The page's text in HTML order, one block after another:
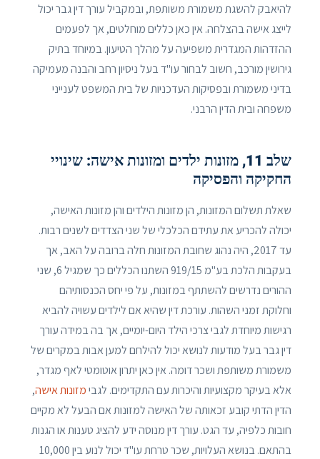
להיאבק להשגת משמורת משותפת, ובמקביל עורך דין גבר יכול
לייצג אישה בהצלחה. אין כאן כללים מוחלטים, אך לפעמים
ההזדהות המגדרית משפיעה על מהלך הטיעון. במיוחד בתיק
גירושין מורכב, חשוב לבחור עו"ד בעל ניסיון רחב והבנה מעמיקה
בדיני משמורת ובפסיקות העדכניות של בית המשפט לענייני
משפחה ובית הדין הרבני.
שלב 11, מזונות ילדים ומזונות אישה: שינויי
החקיקה והפסיקה
שאלת תשלום המזונות, הן מזונות הילדים והן מזונות האישה,
יכולה להכריע את עתידם הכלכלי של שני הצדדים לשנים רבות.
עד 2017, היה נהוג שחובת המזונות חלה ברובה על האב, אך
בעקבות הלכת בע"מ 919/15 השתנו הכללים כך שמגיל 6, שני
ההורים נדרשים להשתתף במזונות, על פי יחס הכנסותיהם
וחלוקת זמני השהות. עורכת דין שהיא אם לילדים עשויה להביא
רגישות מיוחדת לגבי צרכי הילד היום-יומיים, אך בה במידה עורך
דין גבר בעל מודעות לנושא יכול להילחם למען אבות במקרים של
משמורת משותפת ושכר דומה. אין כאן יתרון אוטומטי לאף מגדר,
אלא בעיקר מקצועיות והיכרות עם התקדימים. לגבימזונות אישה,
הדין הדתי קובע זכאותה של האישה למזונות אם הבעל לא מקיים
חובות כלפיה, עד הגט. עורך דין מנוסה ידע להציג טענות או הגנות
בהתאם. בנושא העלויות, שכר טרחת עו"ד יכול לנוע בין 10,000